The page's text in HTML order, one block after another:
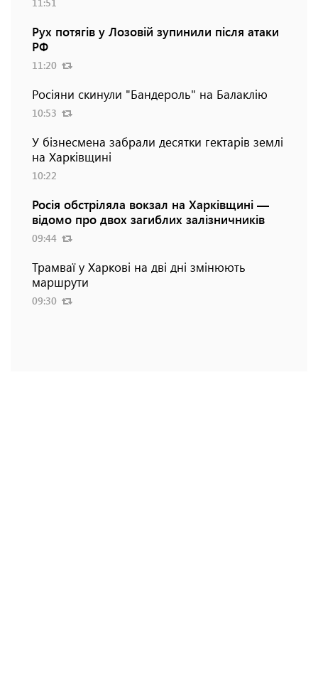
Рух потягів у Лозовій зупинили після атаки
РФ
11:20
Росіяни скинули "Бандероль" на Балаклію
10:53
У бізнесмена забрали десятки гектарів землі
на Харківщині
10:22
Росія обстріляла вокзал на Харківщині —
відомо про двох загиблих залізничників
09:44
Трамваї у Харкові на дві дні змінюють
маршрути
09:30